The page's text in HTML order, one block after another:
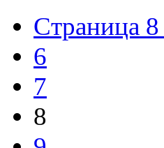
Страница 8
6
7
8